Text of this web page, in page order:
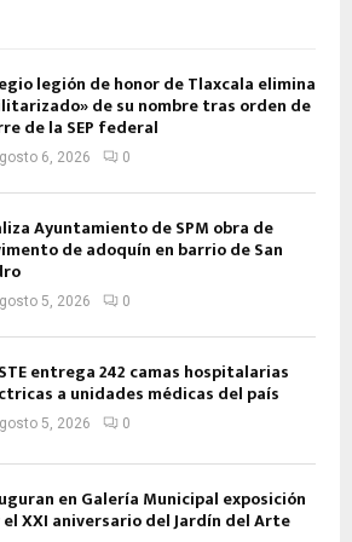
legión de honor de Tlaxcala elimina
de su nombre tras orden de
de la SEP federal
6, 2026 0
Ayuntamiento de SPM obra de
de adoquín en barrio de San
5, 2026 0
entrega 242 camas hospitalarias
a unidades médicas del país
5, 2026 0
en Galería Municipal exposición
XXI aniversario del Jardín del Arte